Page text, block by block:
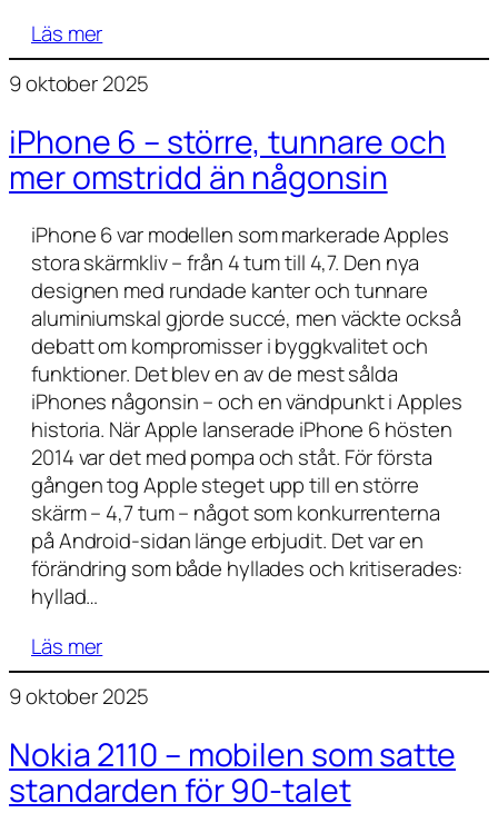
Läs mer
9 oktober 2025
iPhone 6 – större, tunnare och
mer omstridd än någonsin
iPhone 6 var modellen som markerade Apples
stora skärmkliv – från 4 tum till 4,7. Den nya
designen med rundade kanter och tunnare
aluminiumskal gjorde succé, men väckte också
debatt om kompromisser i byggkvalitet och
funktioner. Det blev en av de mest sålda
iPhones någonsin – och en vändpunkt i Apples
historia. När Apple lanserade iPhone 6 hösten
2014 var det med pompa och ståt. För första
gången tog Apple steget upp till en större
skärm – 4,7 tum – något som konkurrenterna
på Android-sidan länge erbjudit. Det var en
förändring som både hyllades och kritiserades:
hyllad…
Läs mer
9 oktober 2025
Nokia 2110 – mobilen som satte
standarden för 90-talet